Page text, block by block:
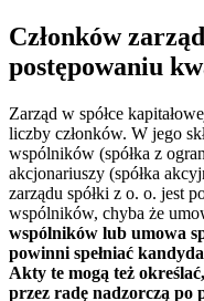
Członków
postępowaniu
Zarząd w spółce
liczby członków. W jego
wspólników (spółka z
akcjonariuszy (spółka
zarządu spółki z o. o. jest
wspólników, chyba że
wspólników lub umowa
powinni spełniać
Akty te mogą też
przez radę nadzorczą po